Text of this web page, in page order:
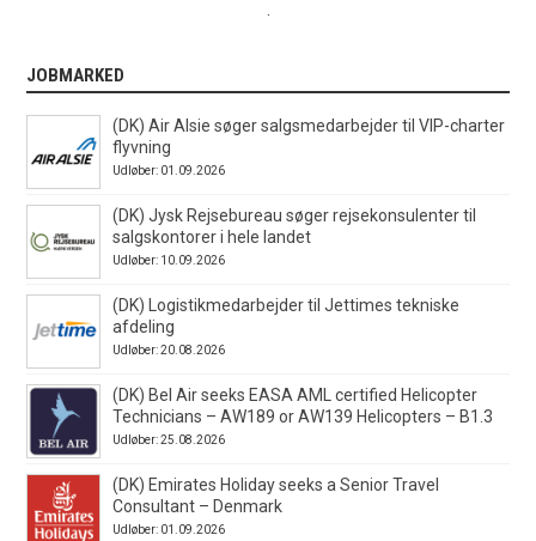
.
JOBMARKED
(DK) Air Alsie søger salgsmedarbejder til VIP-charter
flyvning
Udløber: 01.09.2026
(DK) Jysk Rejsebureau søger rejsekonsulenter til
salgskontorer i hele landet
Udløber: 10.09.2026
(DK) Logistikmedarbejder til Jettimes tekniske
afdeling
Udløber: 20.08.2026
(DK) Bel Air seeks EASA AML certified Helicopter
Technicians – AW189 or AW139 Helicopters – B1.3
Udløber: 25.08.2026
(DK) Emirates Holiday seeks a Senior Travel
Consultant – Denmark
Udløber: 01.09.2026